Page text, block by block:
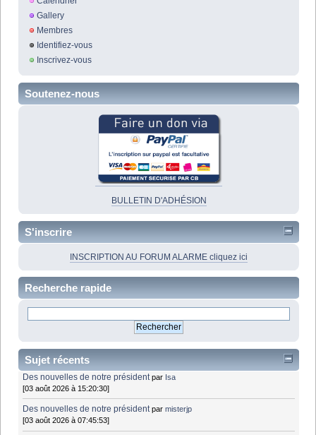
Gallery
Membres
Identifiez-vous
Inscrivez-vous
Soutenez-nous
BULLETIN D'ADHÉSION
S'inscrire
INSCRIPTION AU FORUM ALARME cliquez ici
Recherche rapide
Sujet récents
Des nouvelles de notre président par Isa
[03 août 2026 à 15:20:30]
Des nouvelles de notre président parmisterjp
[03 août 2026 à 07:45:53]